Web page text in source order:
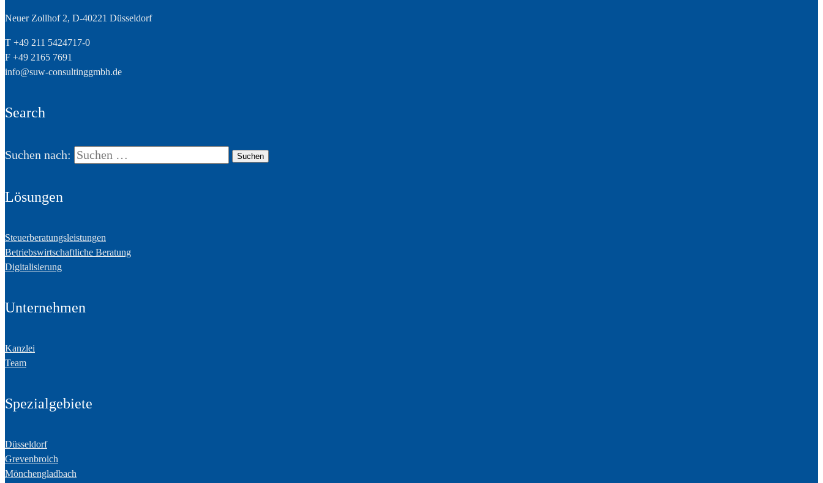
Neuer Zollhof 2, D-40221 Düsseldorf
T +49 211 5424717-0
F +49 2165 7691
info@suw-consultinggmbh.de
Search
Suchen nach:
Lösungen
Steuerberatungsleistungen
Betriebswirtschaftliche Beratung
Digitalisierung
Unternehmen
Kanzlei
Team
Spezialgebiete
Düsseldorf
Grevenbroich
Mönchengladbach